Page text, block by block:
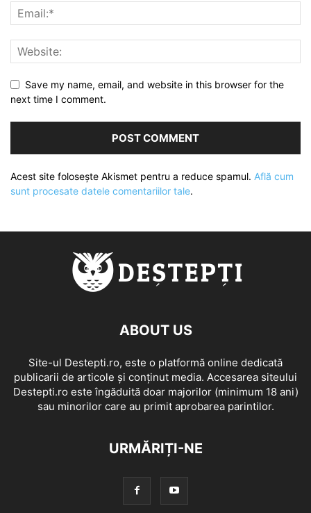
Save my name, email, and website in this browser for the
next time I comment.
Acest site folosește Akismet pentru a reduce spamul. Află cum
sunt procesate datele comentariilor tale.
ABOUT US
Site-ul Destepti.ro, este o platformă online dedicată
publicarii de articole și conținut media. Accesarea siteului
Destepti.ro este îngăduită doar majorilor (minimum 18 ani)
sau minorilor care au primit aprobarea parintilor.
URMĂRIȚI-NE